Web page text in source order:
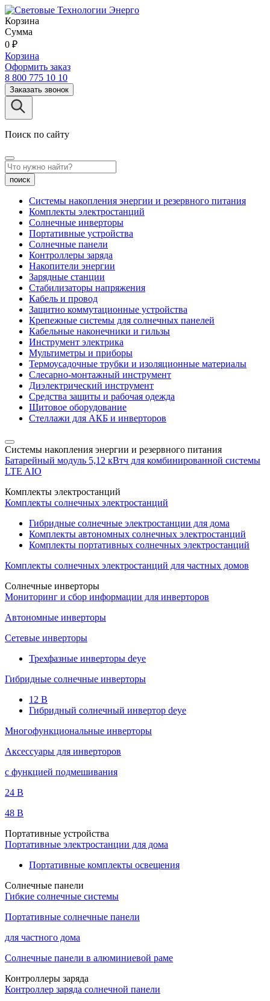
Корзина
Сумма
0 ₽
Корзина
Оформить заказ
8 800 775 10 10
Заказать звонок
Поиск по сайту
поиск
Системы накопления энергии и резервного питания
Комплекты электростанций
Солнечные инверторы
Портативные устройства
Солнечные панели
Контроллеры заряда
Накопители энергии
Зарядные станции
Стабилизаторы напряжения
Кабель и провод
Защитно коммутационные устройства
Крепежные системы для солнечных панелей
Кабельные наконечники и гильзы
Инструмент электрика
Мультиметры и приборы
Термоусадочные трубки и изоляционные материалы
Слесарно-монтажный инструмент
Диэлектрический инструмент
Средства защиты и рабочая одежда
Щитовое оборудование
Стеллажи для АКБ и инверторов
Системы накопления энергии и резервного питания
Батарейный модуль 5,12 кВтч для комбинированной системы
LTE AIO
Комплекты электростанций
Комплекты солнечных электростанций
Гибридные солнечные электростанции для дома
Комплекты автономных солнечных электростанций
Комплекты портативных солнечных электростанций
Комплекты солнечных электростанций для частных домов
Солнечные инверторы
Мониторинг и сбор информации для инверторов
Автономные инверторы
Сетевые инверторы
Трехфазные инверторы deye
Гибридные солнечные инверторы
12 B
Гибридный солнечный инвертор deye
Многофункциональные инверторы
Аксессуары для инверторов
с функцией подмешивания
24 B
48 B
Портативные устройства
Портативные электростанции для дома
Портативные комплекты освещения
Солнечные панели
Гибкие солнечные системы
Портативные солнечные панели
для частного дома
Солнечные панели в алюминиевой раме
Контроллеры заряда
Контроллер заряда солнечной панели